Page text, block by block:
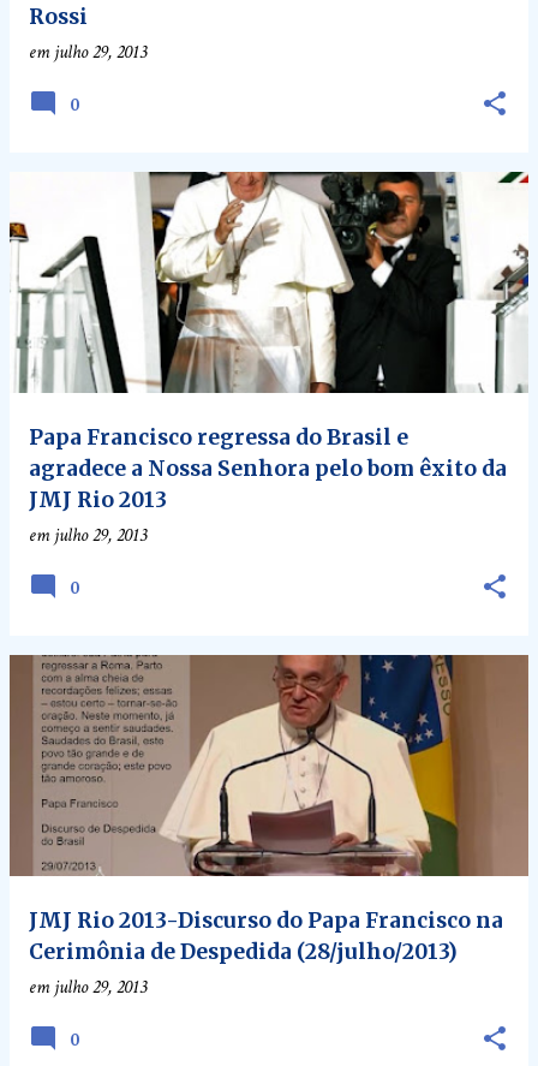
Rossi
emjulho 29, 2013
0
Papa Francisco regressa do Brasil e
agradece a Nossa Senhora pelo bom êxito da
JMJ Rio 2013
emjulho 29, 2013
0
JMJ Rio 2013-Discurso do Papa Francisco na
Cerimônia de Despedida (28/julho/2013)
emjulho 29, 2013
0